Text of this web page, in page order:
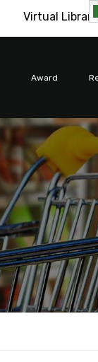
Virtual Library
Award